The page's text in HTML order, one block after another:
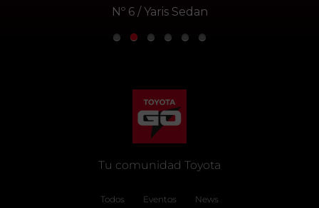
Nº 6 / Yaris Sedan
Tu comunidad Toyota
Todos Eventos News